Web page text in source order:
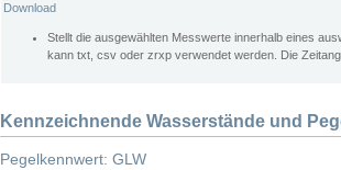
Download
Stellt die ausgewählten Messwerte innerhalb eines
kann txt, csv oder zrxp verwendet werden. Die
Kennzeichnende Wasserstände und
Pegelkennwert: GLW